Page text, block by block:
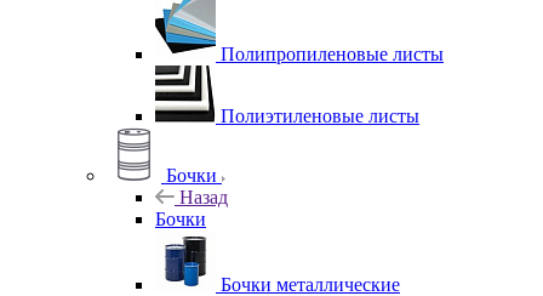
Полипропиленовые листы
Полиэтиленовые листы
Бочки
Назад
Бочки
Бочки металлические